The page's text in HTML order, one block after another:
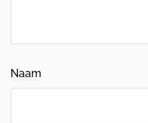
Naam